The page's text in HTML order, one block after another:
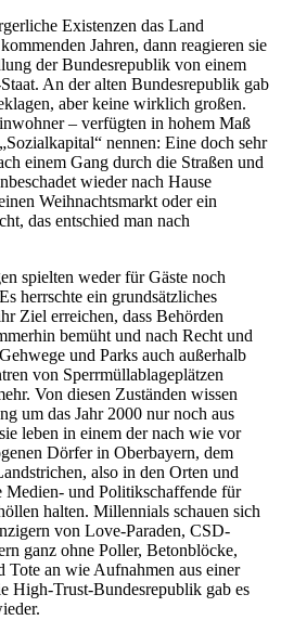
Existenzen das Land
Jahren, dann reagieren sie
der Bundesrepublik von einem
An der alten Bundesrepublik gab
aber keine wirklich großen.
– verfügten in hohem Maß
nennen: Eine doch sehr
einem Gang durch die Straßen und
wieder nach Hause
Weihnachtsmarkt oder ein
das entschied man nach
spielten weder für Gäste noch
herrschte ein grundsätzliches
Ziel erreichen, dass Behörden
bemüht und nach Recht und
und Parks auch außerhalb
von Sperrmüllablageplätzen
Von diesen Zuständen wissen
um das Jahr 2000 nur noch aus
leben in einem der nach wie vor
Dörfer in Oberbayern, dem
also in den Orten und
Medien- und Politikschaffende für
halten. Millennials schauen sich
von Love-Paraden, CSD-
ganz ohne Poller, Betonblöcke,
Tote an wie Aufnahmen aus einer
High-Trust-Bun­des­re­pu­blik gab es